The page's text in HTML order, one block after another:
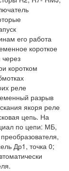
его работа
короткое
коротком
реле
разрыв
якоря реле
цепь. На
по цепи: МБ,
Др1, точка 0;